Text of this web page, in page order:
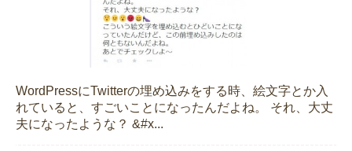
WordPressにTwitterの埋め込みをする時、絵文字とか入
れていると、すごいことになったんだよね。 それ、大丈
夫になったような？ &#x...